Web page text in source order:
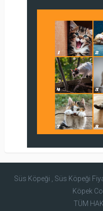
Süs Köpeği , Süs Köpeği
Köpek
TÜM